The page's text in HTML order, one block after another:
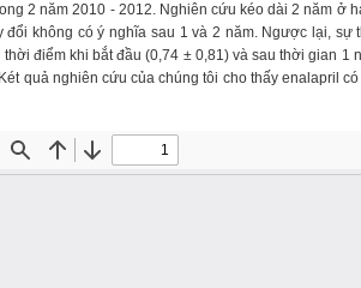
2 năm 2010 - 2012. Nghiên cứu kéo dài 2 năm ở
đổi không có ý nghĩa sau 1 và 2 năm. Ngược lại,
điểm khi bắt đầu (0,74 ± 0,81) và sau thời gian 1
quả nghiên cứu của chúng tôi cho thấy enalapril